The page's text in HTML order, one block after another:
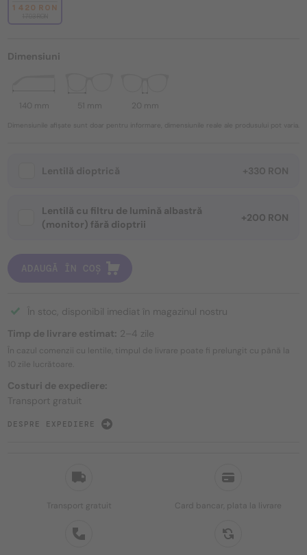
Transport gratuit Card bancar, plata la livrare
1 420 RON
Dimensiuni
140 mm 51 mm 20 mm
Dimensiunile afișate sunt doar pentru informare, dimensiunile reale ale produsului pot varia.
Lentilă dioptrică +330 RON
Lentilă cu filtru de lumină albastră
(monitor) fără dioptrii
+200 RON
ADAUGĂ ÎN COȘ
În stoc, disponibil imediat în magazinul nostru
Timp de livrare estimat: 2–4 zile
În cazul comenzii cu lentile, timpul de livrare poate fi prelungit cu până la
10 zile lucrătoare.
Costuri de expediere:
Transport gratuit
DESPRE EXPEDIERE